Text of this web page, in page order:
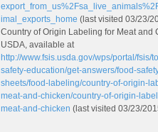
imal_exports_home (last visited 03/23/
Country of Origin Labeling for Meat and
USDA, available at
http://www.fsis.usda.gov/wps/portal/fsis/
safety-education/get-answers/food-
sheets/food-labeling/country-of-origin-
meat-and-chicken/country-of-origin-
meat-and-chicken (last visited 03/23/